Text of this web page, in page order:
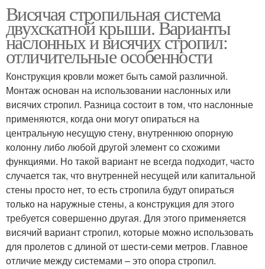
Висячая стропильная система
двухскатной крыши. Варианты
наслонных и висячих стропил:
отличительные особенности
Конструкция кровли может быть самой различной.
Монтаж основан на использовании наслонных или
висячих стропил. Разница состоит в том, что наслонные
применяются, когда они могут опираться на
центральную несущую стену, внутреннюю опорную
колонну либо любой другой элемент со схожими
функциями. Но такой вариант не всегда подходит, часто
случается так, что внутренней несущей или капитальной
стены просто нет, то есть стропила будут опираться
только на наружные стены, а конструкция для этого
требуется совершенно другая. Для этого применяется
висячий вариант стропил, которые можно использовать
для пролетов с длиной от шести-семи метров. Главное
отличие между системами – это опора стропил.